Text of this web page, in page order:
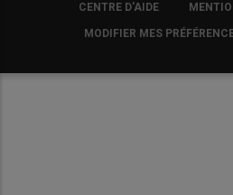
CENTRE D'AIDE
MODIFIER MES